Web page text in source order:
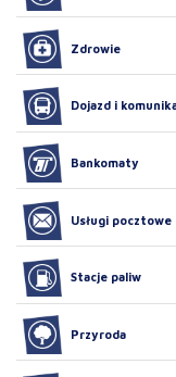
Zdrowie
Dojazd i
Bankomaty
Usługi pocztowe
Stacje paliw
Przyroda